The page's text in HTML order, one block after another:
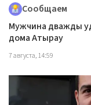
Сообщаем
Мужчина дважды
дома Атырау
7 августа, 14:59